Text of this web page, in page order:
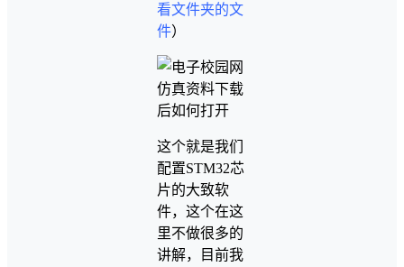
看文件夹的文
件）
这个就是我们
配置STM32芯
片的大致软
件，这个在这
里不做很多的
讲解，目前我